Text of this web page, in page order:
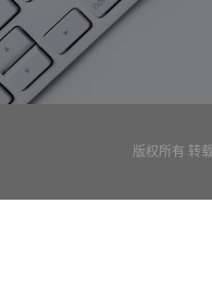
版权所有 转